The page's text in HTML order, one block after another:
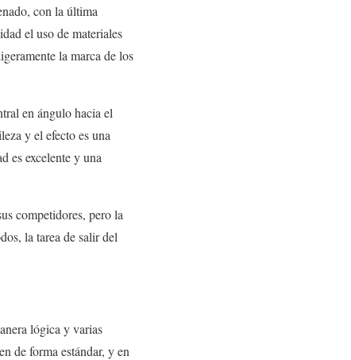
con la última
el uso de materiales
la marca de los
en ángulo hacia el
y el efecto es una
es excelente y una
competidores, pero la
la tarea de salir del
lógica y varias
de forma estándar, y en